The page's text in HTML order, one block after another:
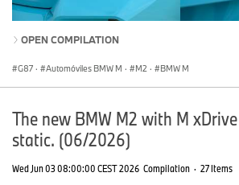
OPEN COMPILATION
G87 · Automóviles BMW M · M2 · BMW M
The new BMW M2 with M
static. (06/2026)
Wed Jun 03 08:00:00 CEST 2026 Compilation · 27 Items